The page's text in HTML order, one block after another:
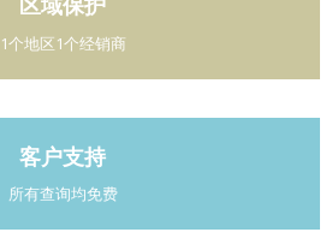
区域保护
1个地区1个经销商
客户支持
所有查询均免费